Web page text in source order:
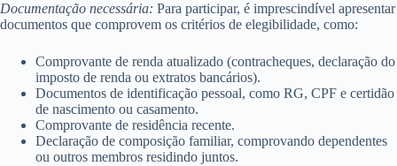
Documentação necessária: Para participar, é imprescindível apresentar
documentos que comprovem os critérios de elegibilidade, como:
Comprovante de renda atualizado (contracheques, declaração do
imposto de renda ou extratos bancários).
Documentos de identificação pessoal, como RG, CPF e certidão
de nascimento ou casamento.
Comprovante de residência recente.
Declaração de composição familiar, comprovando dependentes
ou outros membros residindo juntos.